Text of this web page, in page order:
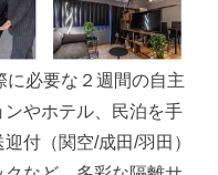
に必要な２週間の自主
やホテル、民泊を手
付（関空/成田/羽田）